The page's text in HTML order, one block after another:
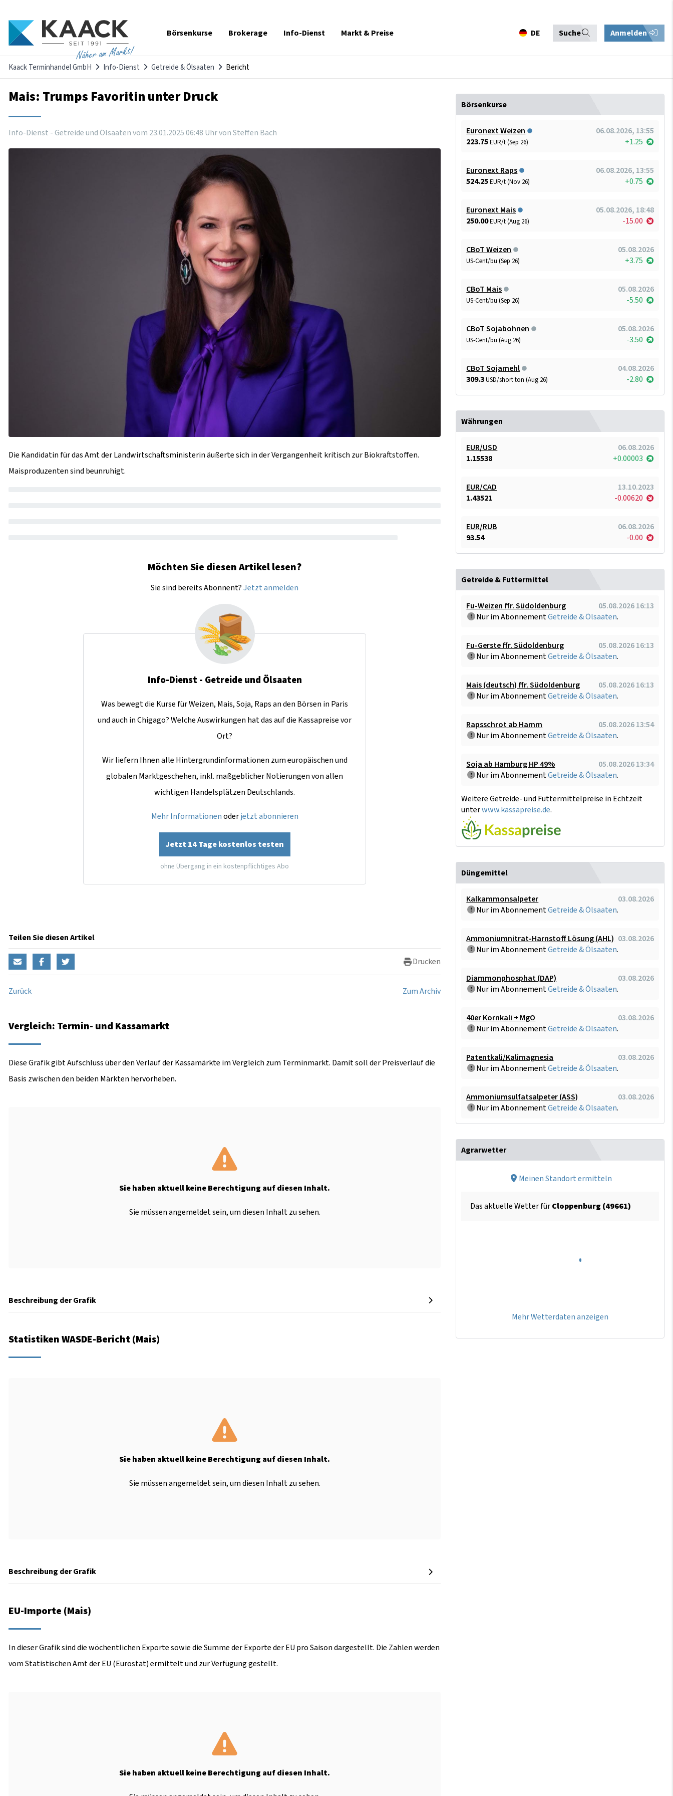
Näher am Markt!
Navigation
Börsenkurse Brokerage Info-Dienst Markt & Preise DE Suche Anmelden
Kaack Terminhandel GmbH Info-Dienst Getreide & Ölsaaten Bericht
Mais: Trumps Favoritin unter Druck
Info-Dienst - Getreide und Ölsaaten vom 23.01.202506:48 Uhrvon Steffen Bach
Die Kandidatin für das Amt der Landwirtschaftsministerin äußerte sich in der Vergangenheit kritisch zur Biokraftstoffen.
Maisproduzenten sind beunruhigt.
Möchten Sie diesen Artikel lesen?
Sie sind bereits Abonnent?Jetzt anmelden
Info-Dienst - Getreide und Ölsaaten
Was bewegt die Kurse für Weizen, Mais, Soja, Raps an den Börsen in Paris
und auch in Chigago? Welche Auswirkungen hat das auf die Kassapreise vor
Ort?
Wir liefern Ihnen alle Hintergrundinformationen zum europäischen und
globalen Marktgeschehen, inkl. maßgeblicher Notierungen von allen
wichtigen Handelsplätzen Deutschlands.
Mehr Informationenoderjetzt abonnieren
Jetzt 14 Tage kostenlos testen
ohne Übergang in ein kostenpflichtiges Abo
Teilen Sie diesen Artikel
Drucken
Zurück Zum Archiv
Vergleich: Termin- und Kassamarkt
Diese Grafik gibt Aufschluss über den Verlauf der Kassamärkte im Vergleich zum Terminmarkt. Damit soll der Preisverlauf die
Basis zwischen den beiden Märkten hervorheben.
Sie haben aktuell keine Berechtigung auf diesen Inhalt.
Sie müssen angemeldet sein, um diesen Inhalt zu sehen.
Beschreibung der Grafik
Statistiken WASDE-Bericht (Mais)
Sie haben aktuell keine Berechtigung auf diesen Inhalt.
Sie müssen angemeldet sein, um diesen Inhalt zu sehen.
Beschreibung der Grafik
EU-Importe (Mais)
In dieser Grafik sind die wöchentlichen Exporte sowie die Summe der Exporte der EU pro Saison dargestellt. Die Zahlen werden
vom Statistischen Amt der EU (Eurostat) ermittelt und zur Verfügung gestellt.
Sie haben aktuell keine Berechtigung auf diesen Inhalt.
Börsenkurse
Euronext Weizen
06.08.2026, 13:55
223.75EUR/t (Sep 26) +1.25
Euronext Raps
06.08.2026, 13:55
524.25EUR/t (Nov 26) +0.75
Euronext Mais
05.08.2026, 18:48
250.00EUR/t (Aug 26) -15.00
CBoT Weizen 05.08.2026
US-Cent/bu (Sep 26) +3.75
CBoT Mais 05.08.2026
US-Cent/bu (Sep 26) -5.50
CBoT Sojabohnen 05.08.2026
US-Cent/bu (Aug 26) -3.50
CBoT Sojamehl
04.08.2026
309.3USD/short ton (Aug 26) -2.80
Währungen
EUR/USD
06.08.2026
1.15538
+0.00003
EUR/CAD
13.10.2023
1.43521
-0.00620
EUR/RUB
06.08.2026
93.54
-0.00
Getreide & Futtermittel
Fu-Weizen ffr. Südoldenburg
05.08.2026 16:13
Nur im AbonnementGetreide & Ölsaaten.
Fu-Gerste ffr. Südoldenburg
05.08.2026 16:13
Nur im AbonnementGetreide & Ölsaaten.
Mais (deutsch) ffr. Südoldenburg
05.08.2026 16:13
Nur im AbonnementGetreide & Ölsaaten.
Rapsschrot ab Hamm
05.08.2026 13:54
Nur im AbonnementGetreide & Ölsaaten.
Soja ab Hamburg HP 49%
05.08.2026 13:34
Nur im AbonnementGetreide & Ölsaaten.
Weitere Getreide- und Futtermittelpreise in Echtzeit
unterwww.kassapreise.de.
Düngemittel
Kalkammonsalpeter
03.08.2026
Nur im AbonnementGetreide & Ölsaaten.
Ammoniumnitrat-Harnstoff Lösung (AHL) 03.08.2026
Nur im AbonnementGetreide & Ölsaaten.
Diammonphosphat (DAP)
03.08.2026
Nur im AbonnementGetreide & Ölsaaten.
40er Kornkali + MgO
03.08.2026
Nur im AbonnementGetreide & Ölsaaten.
Patentkali/Kalimagnesia
03.08.2026
Nur im AbonnementGetreide & Ölsaaten.
Ammoniumsulfatsalpeter (ASS)
03.08.2026
Nur im AbonnementGetreide & Ölsaaten.
Agrarwetter
Meinen Standort ermitteln
Das aktuelle Wetter fürCloppenburg (49661)
Mehr Wetterdaten anzeigen